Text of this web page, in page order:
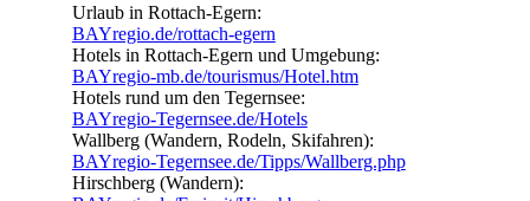
Urlaub in Rottach-Egern:
BAYregio.de/rottach-egern
Hotels in Rottach-Egern und Umgebung:
BAYregio-mb.de/tourismus/Hotel.htm
Hotels rund um den Tegernsee:
BAYregio-Tegernsee.de/Hotels
Wallberg (Wandern, Rodeln, Skifahren):
BAYregio-Tegernsee.de/Tipps/Wallberg.php
Hirschberg (Wandern):